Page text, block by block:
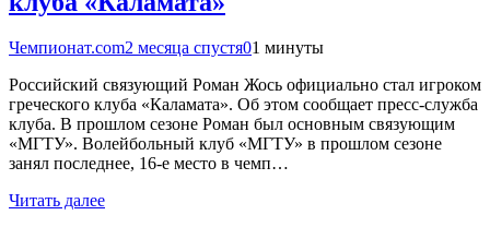
Чемпионат.com2 месяца спустя01 минуты
Российский связующий Роман Жось официально стал игроком
греческого клуба «Каламата». Об этом сообщает пресс-служба
клуба. В прошлом сезоне Роман был основным связующим
«МГТУ». Волейбольный клуб «МГТУ» в прошлом сезоне
занял последнее, 16-е место в чемп…
Читать далее